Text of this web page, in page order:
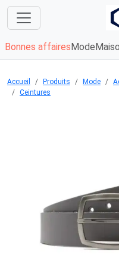
Bonnes affaires Mode
Accueil Produits Mode
Ceintures